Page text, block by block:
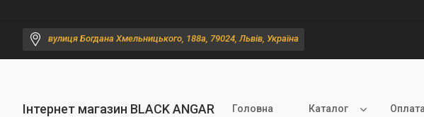
вулиця Богдана Хмельницького, 188а, 79024, Львів, Україна
Інтернет магазин BLACK ANGAR Головна Каталог